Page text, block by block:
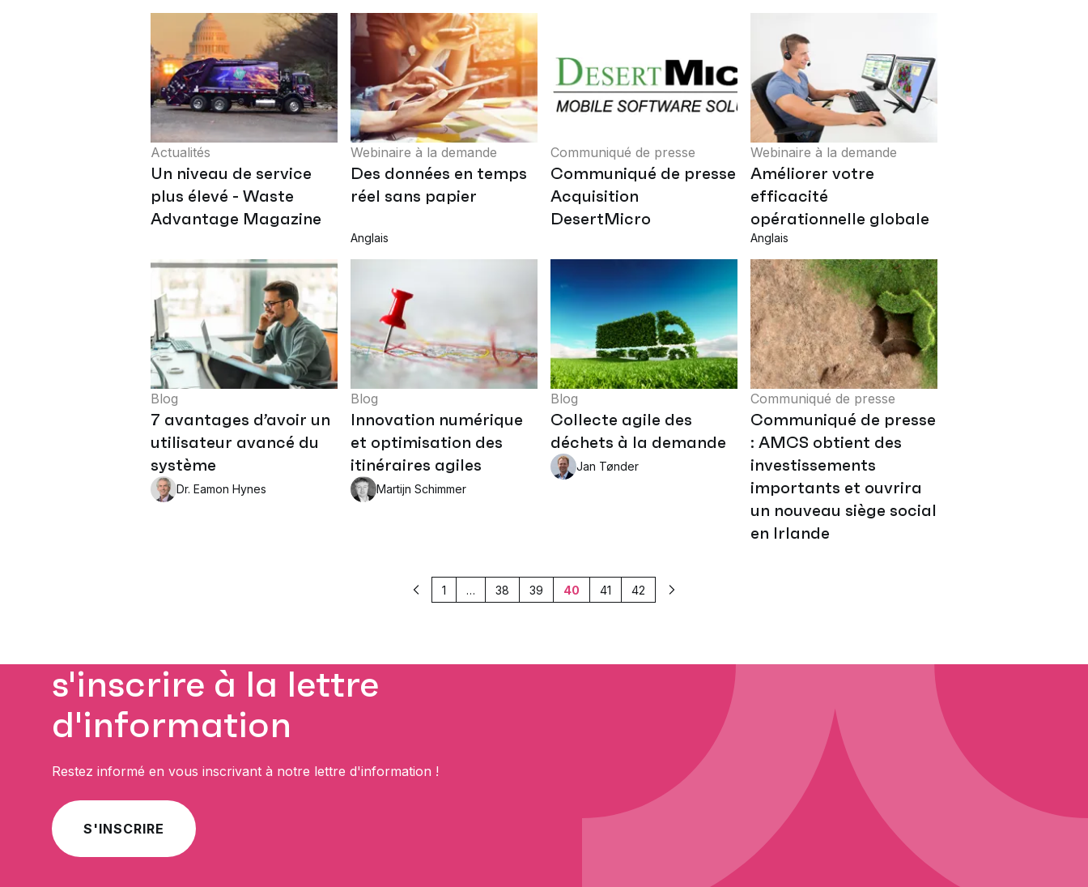
Actualités
Un niveau de service
plus élevé - Waste
Advantage Magazine
Webinaire à la demande
Des données en temps
réel sans papier
Anglais
Communiqué de presse
Communiqué de presse
Acquisition
DesertMicro
Webinaire à la demande
Améliorer votre
efficacité
opérationnelle globale
Anglais
Blog
7 avantages d’avoir un
utilisateur avancé du
système
Dr. Eamon Hynes
Blog
Innovation numérique
et optimisation des
itinéraires agiles
Martijn Schimmer
Blog
Collecte agile des
déchets à la demande
Jan Tønder
Communiqué de presse
Communiqué de presse
: AMCS obtient des
investissements
importants et ouvrira
un nouveau siège social
en Irlande
Précédent
1 … 38 39 40 41 42 Suivant
s'inscrire à la lettre
d'information
Restez informé en vous inscrivant à notre lettre d'information !
S'INSCRIRE